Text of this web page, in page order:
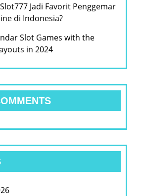
Jadi Favorit Penggemar
di Indonesia?
Slot Games with the
in 2024